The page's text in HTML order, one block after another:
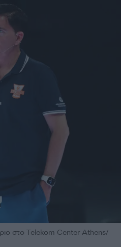
στο Telekom Center Athens/